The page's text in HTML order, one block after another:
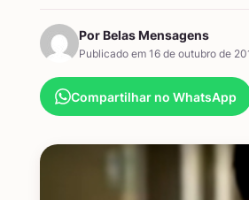
Por Belas Mensagens
Publicado em 16 de outubro de
Compartilhar no WhatsApp